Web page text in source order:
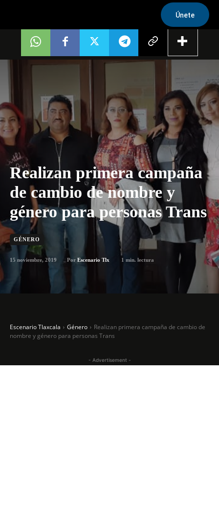
Únete
Realizan primera campaña
de cambio de nombre y
género para personas Trans
GÉNERO
15 noviembre, 2019 Por Escenario Tlx 1 min. lectura
Escenario Tlaxcala Género
Realizan primera campaña de cambio de
nombre y género para personas Trans
- Advertisement -